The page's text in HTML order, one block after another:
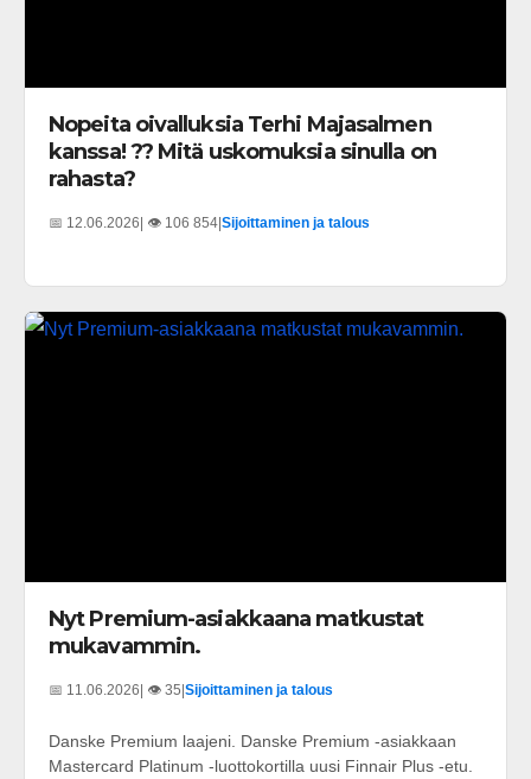
Nopeita oivalluksia Terhi Majasalmen
kanssa! ?? Mitä uskomuksia sinulla on
rahasta?
📅 12.06.2026| 👁️ 106 854|Sijoittaminen ja talous
Nyt Premium-asiakkaana matkustat
mukavammin.
📅 11.06.2026 | 👁️ 35 Sijoittaminen ja talous
Danske Premium laajeni. Danske Premium -asiakkaan
Mastercard Platinum -luottokortilla uusi Finnair Plus -etu.